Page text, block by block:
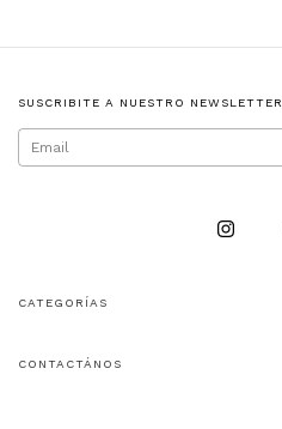
SUSCRIBITE A NUESTRO NEWSLETTER
CATEGORÍAS
CONTACTÁNOS